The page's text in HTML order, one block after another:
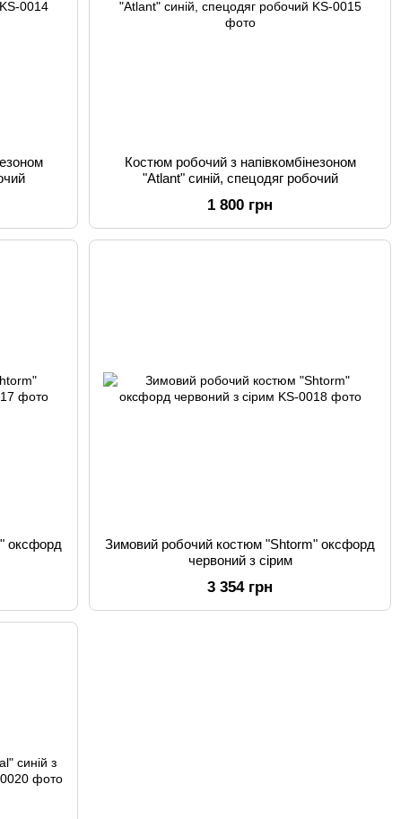
Костюм робочий з напівкомбінезоном
"Atlant" синій, спецодяг робочий
1 800 грн
оксфорд
Зимовий робочий костюм "Shtorm" оксфорд
червоний з сірим
3 354 грн